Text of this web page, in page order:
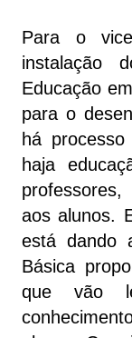
Para o
instalação
Educação
para o
há
haja
aos alunos.
está dando
Básica
que vão